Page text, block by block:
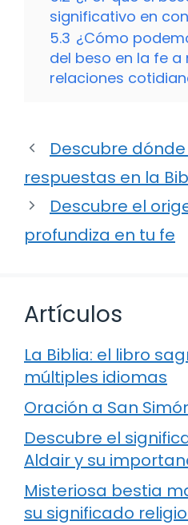
significativo en
5.3 ¿Cómo
del beso en la fe a
relaciones
Descubre
respuestas en la
Descubre el
profundiza en tu fe
Artículos
La Biblia: el libro
múltiples idiomas
Oración a San
Descubre el
Aldair y su
Misteriosa bestia
su significado